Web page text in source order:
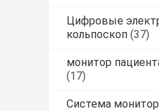
Цифровые
кольпоскоп (37)
монитор
(17)
Система